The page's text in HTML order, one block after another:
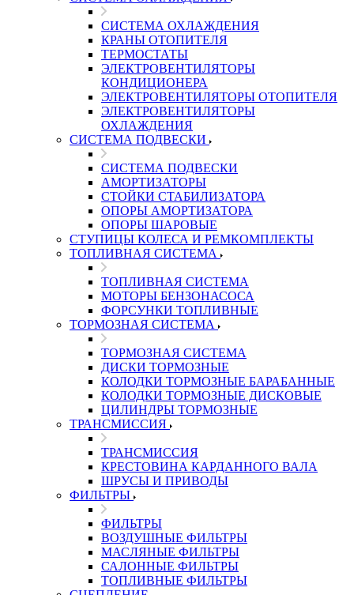
СИСТЕМА ОХЛАЖДЕНИЯ
КРАНЫ ОТОПИТЕЛЯ
ТЕРМОСТАТЫ
ЭЛЕКТРОВЕНТИЛЯТОРЫ
КОНДИЦИОНЕРА
ЭЛЕКТРОВЕНТИЛЯТОРЫ ОТОПИТЕЛЯ
ЭЛЕКТРОВЕНТИЛЯТОРЫ
ОХЛАЖДЕНИЯ
СИСТЕМА ПОДВЕСКИ
СИСТЕМА ПОДВЕСКИ
АМОРТИЗАТОРЫ
СТОЙКИ СТАБИЛИЗАТОРА
ОПОРЫ АМОРТИЗАТОРА
ОПОРЫ ШАРОВЫЕ
СТУПИЦЫ КОЛЕСА И РЕМКОМПЛЕКТЫ
ТОПЛИВНАЯ СИСТЕМА
ТОПЛИВНАЯ СИСТЕМА
МОТОРЫ БЕНЗОНАСОСА
ФОРСУНКИ ТОПЛИВНЫЕ
ТОРМОЗНАЯ СИСТЕМА
ТОРМОЗНАЯ СИСТЕМА
ДИСКИ ТОРМОЗНЫЕ
КОЛОДКИ ТОРМОЗНЫЕ БАРАБАННЫЕ
КОЛОДКИ ТОРМОЗНЫЕ ДИСКОВЫЕ
ЦИЛИНДРЫ ТОРМОЗНЫЕ
ТРАНСМИССИЯ
ТРАНСМИССИЯ
КРЕСТОВИНА КАРДАННОГО ВАЛА
ШРУСЫ И ПРИВОДЫ
ФИЛЬТРЫ
ФИЛЬТРЫ
ВОЗДУШНЫЕ ФИЛЬТРЫ
МАСЛЯНЫЕ ФИЛЬТРЫ
САЛОННЫЕ ФИЛЬТРЫ
ТОПЛИВНЫЕ ФИЛЬТРЫ